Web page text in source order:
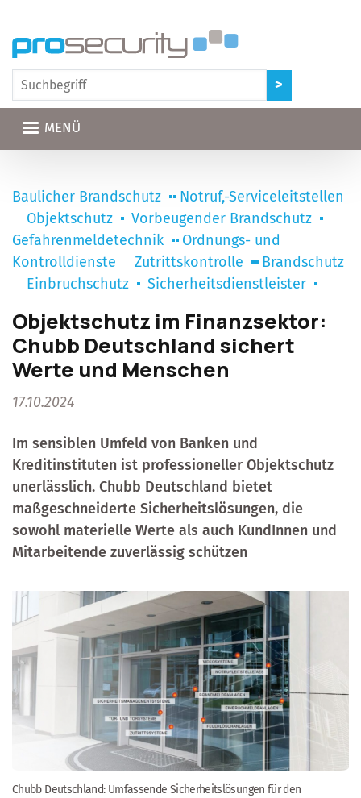
MENÜ
Baulicher Brandschutz
Notruf,-Serviceleitstellen
Objektschutz
Vorbeugender Brandschutz
Gefahrenmeldetechnik
Ordnungs- und
Kontrolldienste
Zutrittskontrolle
Brandschutz
Einbruchschutz
Sicherheitsdienstleister
Objektschutz im Finanzsektor:
Chubb Deutschland sichert
Werte und Menschen
17.10.2024
Im sensiblen Umfeld von Banken und
Kreditinstituten ist professioneller Objektschutz
unerlässlich. Chubb Deutschland bietet
maßgeschneiderte Sicherheitslösungen, die
sowohl materielle Werte als auch KundInnen und
Mitarbeitende zuverlässig schützen
Chubb Deutschland: Umfassende Sicherheitslösungen für den